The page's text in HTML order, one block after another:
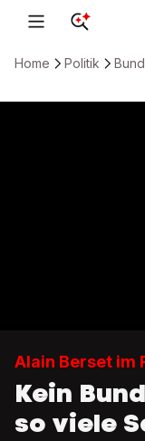
Home Politik
Alain Berset im
Kein
so viele